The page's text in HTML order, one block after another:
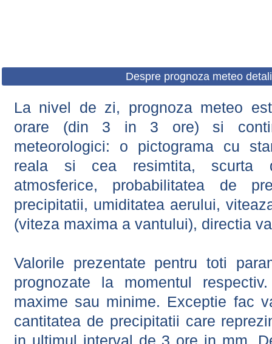
Despre prognoza meteo
La nivel de zi, prognoza meteo
orare (din 3 in 3 ore) si
meteorologici: o pictograma cu
reala si cea resimtita, scurta
atmosferice, probabilitatea de
precipitatii, umiditatea aerului,
(viteza maxima a vantului), directia
Valorile prezentate pentru toti
prognozate la momentul
maxime sau minime. Exceptie fac
cantitatea de precipitatii care
in ultimul interval de 3 ore in mm.